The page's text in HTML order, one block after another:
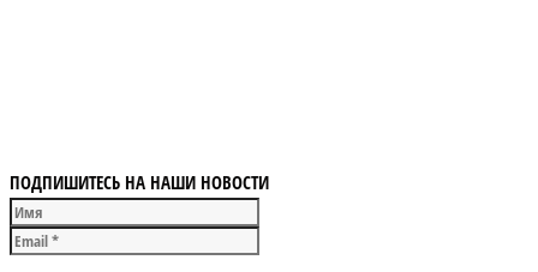
ПОДПИШИТЕСЬ НА НАШИ НОВОСТИ